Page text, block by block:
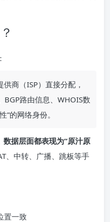
商（ISP）直接分配，
路由信息、WHOIS数
”的网络身份。
数据层面都表现为“原汁原
、中转、广播、跳板等手
置一致